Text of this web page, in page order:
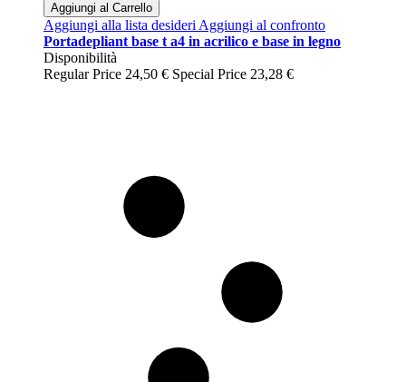
Aggiungi al Carrello
Aggiungi alla lista desideriAggiungi al confronto
Portadepliant base t a4 in acrilico e base in legno
Disponibilità
Regular Price 24,50 € Special Price 23,28 €